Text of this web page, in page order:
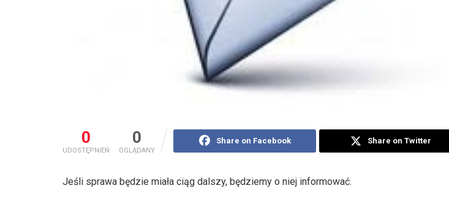
0
UDOSTĘPNIEŃ
0
OGLĄDANY
Share on Facebook Share on Twitter
Jeśli sprawa będzie miała ciąg dalszy, będziemy o niej informować.